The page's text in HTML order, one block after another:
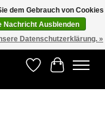
und ab EUR 250.00 in den
Wunschzettel
Ihr
dem Gebrauch von Cookies
Nachricht Ausblenden
Datenschutzerklärung. »